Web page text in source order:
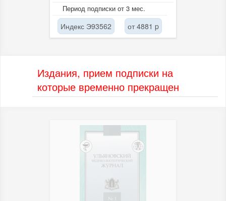
клинических исследованиях,
диагностике, лечении...
Период подписки от 3 мес.
Индекс Э93562 от 4881 p
Издания, прием подписки на
которые временно прекращен